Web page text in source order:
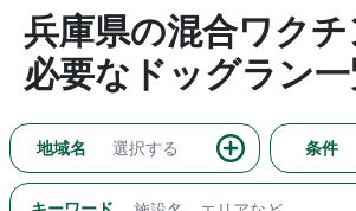
兵庫県の混合ワク
必要なドッグラン
地域名 選択する 条件